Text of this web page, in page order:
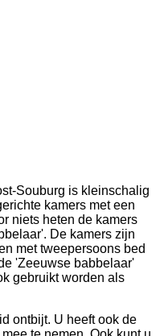
Souburg is kleinschalig
kamers met een
niets heten de kamers
De kamers zijn
met tweepersoons bed
'Zeeuwse babbelaar'
gebruikt worden als
ontbijt. U heeft ook de